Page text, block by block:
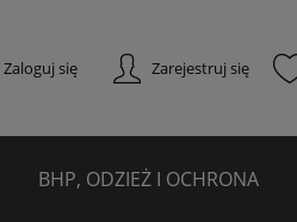
Zarejestruj się
Zaloguj się
BHP, ODZIEŻ I OCHRONA